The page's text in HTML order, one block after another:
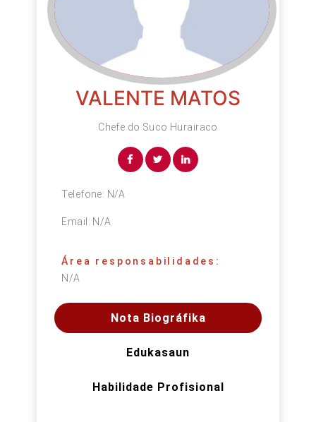
VALENTE MATOS
Chefe do Suco Hurairaco
Telefone: N/A
Email: N/A
Área responsabilidades:
N/A
Nota Biográfika
Edukasaun
Habilidade Profisional